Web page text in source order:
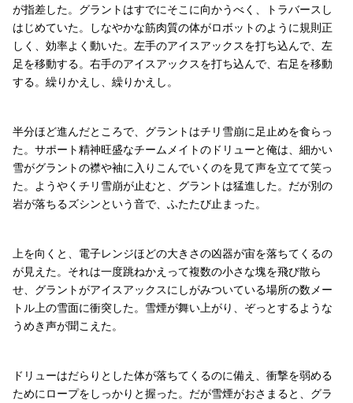
が指差した。グラントはすでにそこに向かうべく、トラバースし
はじめていた。しなやかな筋肉質の体がロボットのように規則正
しく、効率よく動いた。左手のアイスアックスを打ち込んで、左
足を移動する。右手のアイスアックスを打ち込んで、右足を移動
する。繰りかえし、繰りかえし。
半分ほど進んだところで、グラントはチリ雪崩に足止めを食らっ
た。サポート精神旺盛なチームメイトのドリューと俺は、細かい
雪がグラントの襟や袖に入りこんでいくのを見て声を立てて笑っ
た。ようやくチリ雪崩が止むと、グラントは猛進した。だが別の
岩が落ちるズシンという音で、ふたたび止まった。
上を向くと、電子レンジほどの大きさの凶器が宙を落ちてくるの
が見えた。それは一度跳ねかえって複数の小さな塊を飛び散ら
せ、グラントがアイスアックスにしがみついている場所の数メー
トル上の雪面に衝突した。雪煙が舞い上がり、ぞっとするような
うめき声が聞こえた。
ドリューはだらりとした体が落ちてくるのに備え、衝撃を弱める
ためにロープをしっかりと握った。だが雪煙がおさまると、グラ